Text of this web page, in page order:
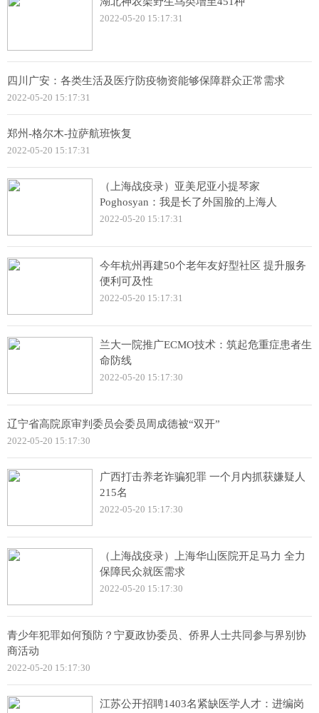
2022-05-20 15:17:31
四川广安：各类生活及医疗防疫物资能够保障群众正常需求
2022-05-20 15:17:31
郑州-格尔木-拉萨航班恢复
2022-05-20 15:17:31
（上海战疫录）亚美尼亚小提琴家
Poghosyan：我是长了外国脸的上海人
2022-05-20 15:17:31
今年杭州再建50个老年友好型社区 提升服务
便利可及性
2022-05-20 15:17:31
兰大一院推广ECMO技术：筑起危重症患者生
命防线
2022-05-20 15:17:30
辽宁省高院原审判委员会委员周成德被“双开”
2022-05-20 15:17:30
广西打击养老诈骗犯罪 一个月内抓获嫌疑人
215名
2022-05-20 15:17:30
（上海战疫录）上海华山医院开足马力 全力
保障民众就医需求
2022-05-20 15:17:30
青少年犯罪如何预防？宁夏政协委员、侨界人士共同参与界别协
商活动
2022-05-20 15:17:30
江苏公开招聘1403名紧缺医学人才：进编岗